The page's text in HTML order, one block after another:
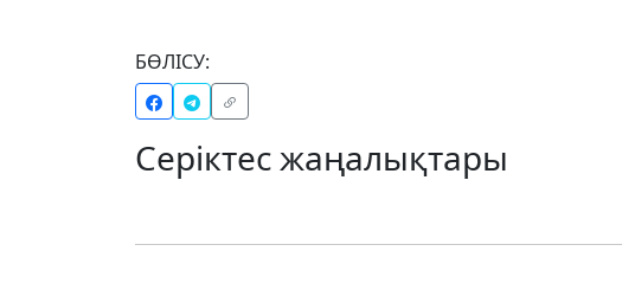
БӨЛІСУ:
Серіктес жаңалықтары